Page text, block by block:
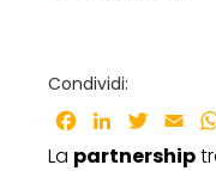
Condividi:
Facebook
LinkedIn
La partnership